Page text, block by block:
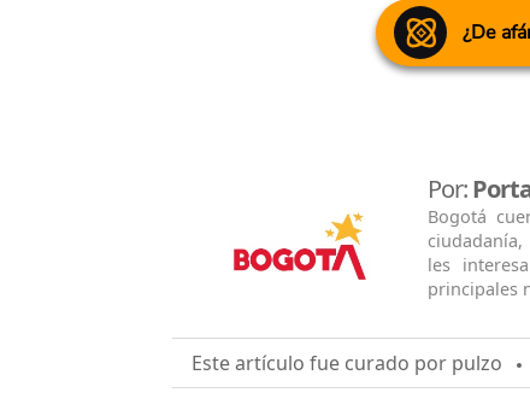
¿De
Por:
Bogotá
les
principales
Este artículo fue curado por pulzo